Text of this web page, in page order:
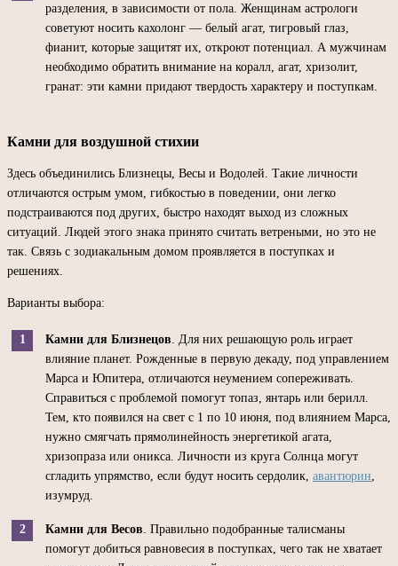
разделения, в зависимости от пола. Женщинам астрологи
советуют носить кахолонг — белый агат, тигровый глаз,
фианит, которые защитят их, откроют потенциал. А мужчинам
необходимо обратить внимание на коралл, агат, хризолит,
гранат: эти камни придают твердость характеру и поступкам.
Камни для воздушной стихии
Здесь объединились Близнецы, Весы и Водолей. Такие личности
отличаются острым умом, гибкостью в поведении, они легко
подстраиваются под других, быстро находят выход из сложных
ситуаций. Людей этого знака принято считать ветреными, но это не
так. Связь с зодиакальным домом проявляется в поступках и
решениях.
Варианты выбора:
Камни для Близнецов . Для них решающую роль играет
влияние планет. Рожденные в первую декаду, под управлением
Марса и Юпитера, отличаются неумением сопереживать.
Справиться с проблемой помогут топаз, янтарь или берилл.
Тем, кто появился на свет с 1 по 10 июня, под влиянием Марса,
нужно смягчать прямолинейность энергетикой агата,
хризопраза или оникса. Личности из круга Солнца могут
сгладить упрямство, если будут носить сердолик, авантюрин
изумруд.
Камни для Весов . Правильно подобранные талисманы
помогут добиться равновесия в поступках, чего так не хватает